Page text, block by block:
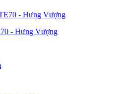
- Hưng Vượng